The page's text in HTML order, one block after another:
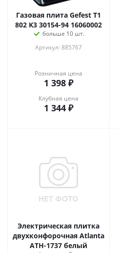
Газовая плита Gefest T1
802 K3 30154-94 16060002
больше 10 шт.
Артикул: 885767
Розничная цена
1 398 ₽
Клубная цена
1 344 ₽
Электрическая плитка
двухконфорочная Atlanta
ATH-1737 белый